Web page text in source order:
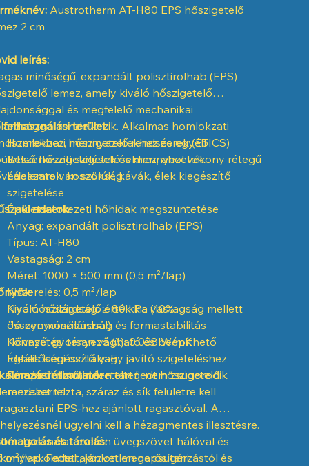
Austrotherm AT-H80 EPS hőszigetelő
2 cm
leírás:
minőségű, expandált polisztirolhab (EPS)
lemez, amely kiváló hőszigetelő
és megfelelő mechanikai
rendelkezik. Alkalmas homlokzati
mennyezetekhez és egyéb
szigetelésekhez, ahol vékony rétegű
van szükség.
felhasználási terület:
Homlokzati hőszigetelő rendszerek (ETICS)
Belső hőszigetelések és mennyezetek
Lábazatok, koszorúk, kávák, élek kiegészítő
szigetelése
Épületszerkezeti hőhidak megszüntetése
adatok:
Anyag: expandált polisztirolhab (EPS)
Típus: AT-H80
Vastagság: 2 cm
Méret: 1000 × 500 mm (0,5 m²/lap)
Kiszerelés: 0,5 m²/lap
Nyomószilárdság: ≥ 80 kPa (10%
összenyomódásnál)
Hővezetési tényező (λ): 0,038 W/mK
Éghetőségi osztály: E
Páraáteresztő, mérettartó, nem zsugorodik
Kiváló hőszigetelő érték kis vastagság mellett
Jó nyomószilárdság és formastabilitás
Könnyű, gyorsan vágható és beépíthető
Ideális kiegészítő vagy javító szigeteléshez
Kompatibilis minden elterjedt hőszigetelő
rendszerrel
útmutató:
tiszta, száraz és sík felületre kell
EPS-hez ajánlott ragasztóval. A
ügyelni kell a hézagmentes illesztésre.
használat esetén üvegszövet hálóval és
ajánlott megerősíteni.
és tárolás:
m²/lap. Fedett, közvetlen napsugárzástól és